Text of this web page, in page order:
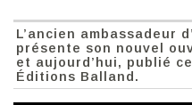
L’ancien ambassadeur
présente son nouvel
et aujourd’hui, publié
Éditions Balland.